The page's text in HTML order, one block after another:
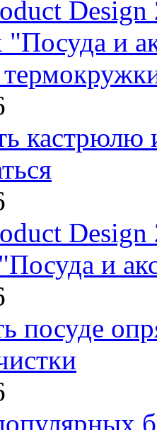
Design
"Посуда и
кастрюлю
Design
и
посуде